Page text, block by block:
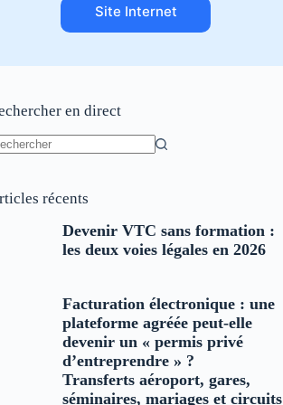
Site Internet
en direct
récents
Devenir VTC sans formation :
les deux voies légales en 2026
Facturation électronique : une
plateforme agréée peut-elle
devenir un « permis privé
d’entreprendre » ?
Transferts aéroport, gares,
séminaires, mariages et circuits